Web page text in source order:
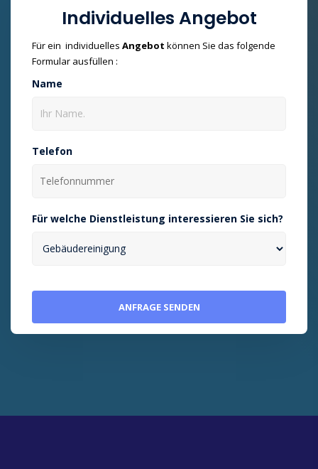
Individuelles Angebot
Für ein individuelles Angebot können Sie das folgende
Formular ausfüllen :
Name
Telefon
Für welche Dienstleistung interessieren Sie sich?